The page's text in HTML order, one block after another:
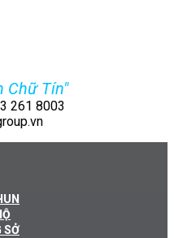
Chữ Tín"
261 8003
SỞ